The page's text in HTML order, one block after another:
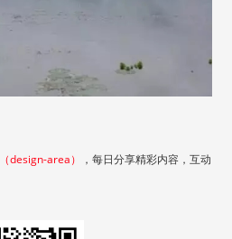
（design-area）
，每日分享精彩内容，互动